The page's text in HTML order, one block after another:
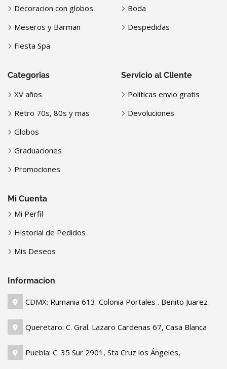
Decoracion con globos
Meseros y Barman
Fiesta Spa
Boda
Despedidas
Categorias
XV años
Retro 70s, 80s y mas
Globos
Graduaciones
Promociones
Servicio al Cliente
Politicas envio gratis
Devoluciones
Mi Cuenta
Mi Perfil
Historial de Pedidos
Mis Deseos
Informacion
CDMX: Rumania 613. Colonia Portales . Benito Juarez
Queretaro: C. Gral. Lazaro Cardenas 67, Casa Blanca
Puebla: C. 35 Sur 2901, Sta Cruz los Ángeles,